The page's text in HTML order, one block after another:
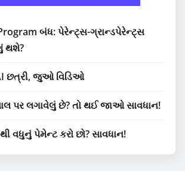
બંધ: પેરેન્ટ્સ-ગ્રાન્ડપેરેન્ટ્સ
થશે?
છત્રી, જુઓ વિડિઓ
પર લગાવેલું છે? તો થઈ જાઓ સાવધાન!
વધુનું પેમેન્ટ કરો છો? સાવધાન!